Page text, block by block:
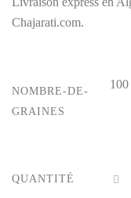
Chajarati.com.
NOMBRE-DE-
GRAINES
100
QUANTITÉ